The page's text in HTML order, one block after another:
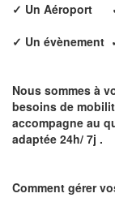
✓ Un Aéroport
✓ Un évènement
Nous sommes à
besoins de
accompagne au
adaptée 24h/ 7j .
Comment gérer